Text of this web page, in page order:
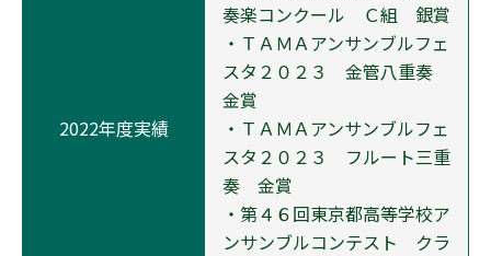
2022年度実績
奏楽コンクール Ｃ組 銀賞
・ＴＡＭＡアンサンブルフェ
スタ２０２３ 金管八重奏
金賞
・ＴＡＭＡアンサンブルフェ
スタ２０２３ フルート三重
奏 金賞
・第４６回東京都高等学校ア
ンサンブルコンテスト クラ